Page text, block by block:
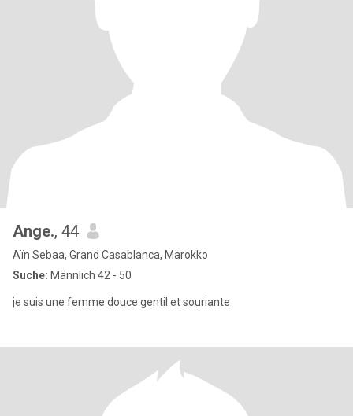
Ange., 44
Aïn Sebaa, Grand Casablanca, Marokko
Suche: Männlich 42 - 50
je suis une femme douce gentil et souriante